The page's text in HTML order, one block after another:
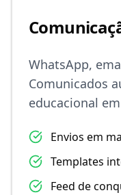
WhatsApp,
Comunicados
educacional
Envios em
Templates
Feed de